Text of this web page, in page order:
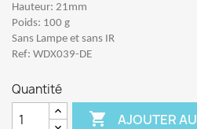
Hauteur: 21mm
Poids: 100 g
Sans Lampe et sans IR
Ref: WDX039-DE
Quantité
 AJOUTER